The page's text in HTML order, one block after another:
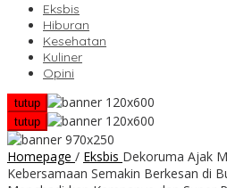
Eksbis
Hiburan
Kesehatan
Kuliner
Opini
tutup
tutup
Homepage / Eksbis Dekoruma Ajak
Kebersamaan Semakin Berkesan di